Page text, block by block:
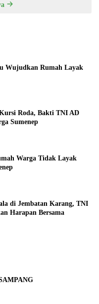
Wujudkan Rumah Layak
Roda, Bakti TNI AD
Sumenep
Warga Tidak Layak
di Jembatan Karang, TNI
Harapan Bersama